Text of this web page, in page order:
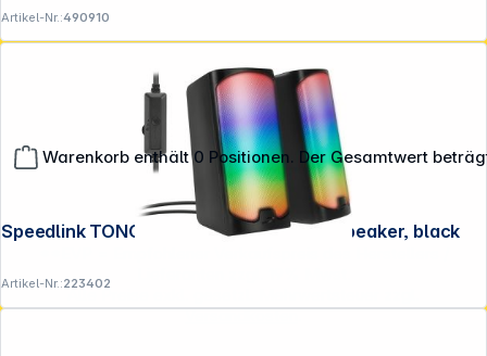
Warenkorb enthält 0 Positionen. Der Gesamtwert
Artikel-Nr.:490910
Speedlink TONOS RGB Gaming Stereo Speaker, black
Artikel-Nr.:223402
Alle Preise exkl. gesetzl. Mehrwertsteuer zzgl.
Versandkosten.